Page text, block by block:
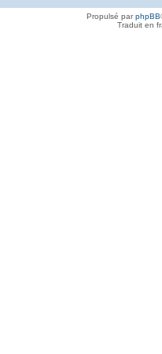
Propulsé parphpBB
Traduit en